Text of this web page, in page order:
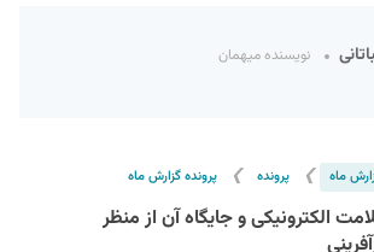
نویسنده میهمان
ماه ❯ پرونده ❯ پرونده گزارش ماه
الکترونیکی و جایگاه آن از منظر